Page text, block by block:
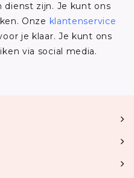
dienst zijn. Je kunt ons
Onze klantenservice
je klaar. Je kunt ons
via social media.